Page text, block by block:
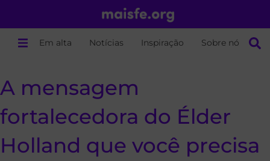
Em alta Notícias Inspiração Sobre nós
A mensagem
fortalecedora do Élder
Holland que você precisa